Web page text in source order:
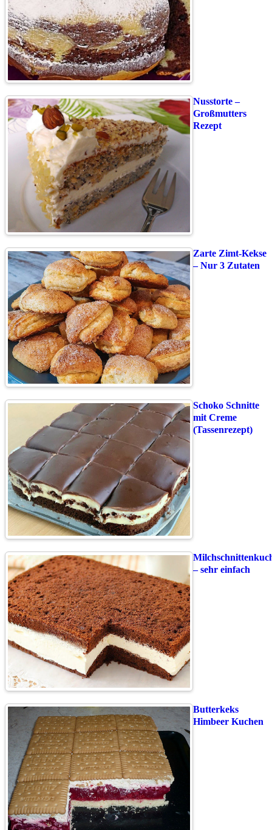
Nusstorte –
Großmutters
Rezept
Zarte Zimt-Kekse
– Nur 3 Zutaten
Schoko Schnitte
mit Creme
(Tassenrezept)
– sehr einfach
Butterkeks
Himbeer Kuchen